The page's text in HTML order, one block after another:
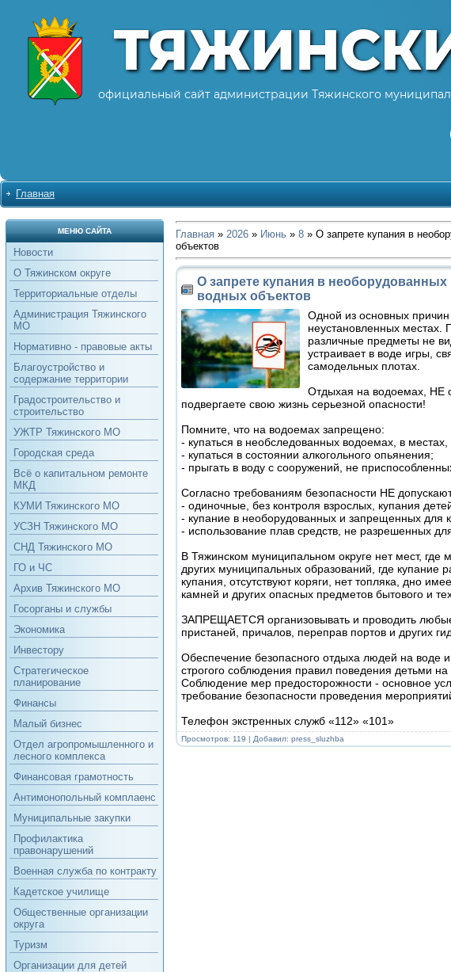
официальный сайт администрации Тяжинского
Главная
МЕНЮ САЙТА
Новости
О Тяжинском округе
Территориальные отделы
Администрация Тяжинского
МО
Нормативно - правовые акты
Благоустройство и
содержание территории
Градостроительство и
строительство
УЖТР Тяжинского МО
Городская среда
Всё о капитальном ремонте
МКД
КУМИ Тяжинского МО
УСЗН Тяжинского МО
СНД Тяжинского МО
ГО и ЧС
Архив Тяжинского МО
Госорганы и службы
Экономика
Инвестору
Стратегическое
планирование
Финансы
Малый бизнес
Отдел агропромышленного и
лесного комплекса
Финансовая грамотность
Антимонопольный комплаенс
Муниципальные закупки
Профилактика
правонарушений
Военная служба по контракту
Кадетское училище
Общественные организации
округа
Туризм
Организации для детей
Главная» 2026 » Июнь » 8» О запрете купания в
объектов
О запрете купания в
водных объектов
Одной из основных
неустановленных местах.
различные предметы не
устраивает в воде игры,
самодельных плотах.
Отдыхая на водоемах, НЕ
подвергаете свою жизнь серьезной опасности!
Помните, что на водоемах запрещено:
- купаться в необследованных водоемах, в
- купаться в состоянии алкогольного опьянения;
- прыгать в воду с сооружений, не
Согласно требованиям безопасности НЕ
- одиночные, без контроля взрослых, купания
- купание в необорудованных и запрещенных для
- использование плав средств, не разрешенных
В Тяжинском муниципальном округе нет мест,
других муниципальных образований, где
купания, отсутствуют коряги, нет топляка, дно
камней и других опасных предметов бытового и
ЗАПРЕЩАЕТСЯ организовывать и проводить
пристаней, причалов, переправ портов и других
Обеспечение безопасного отдыха людей на воде
строгого соблюдения правил поведения детьми на
Соблюдение мер предосторожности - основное
требование безопасности проведения
Телефон экстренных служб «112» «101»
Просмотров: 119 | Добавил: press_sluzhba